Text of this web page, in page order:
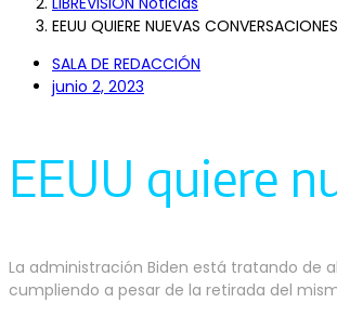
EEUU QUIERE NUEVAS
SALA DE REDACCIÓN
junio 2, 2023
EEUU quiere
La administración Biden está tratando de
cumpliendo a pesar de la retirada del